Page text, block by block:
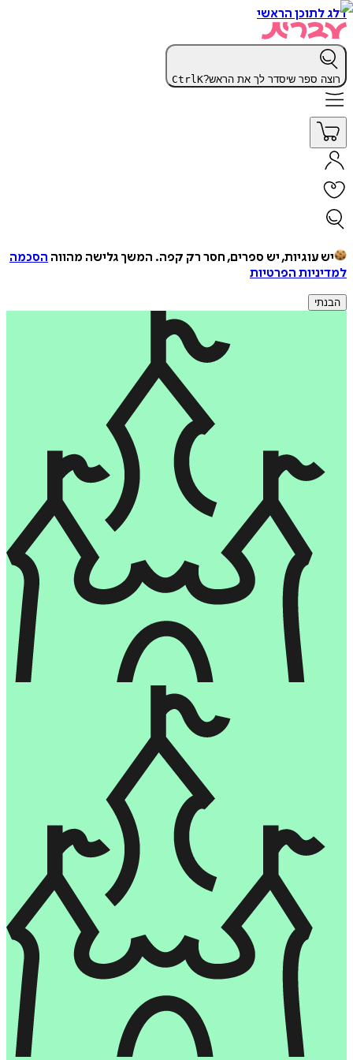
דלג לתוכן הראשי
רוצה ספר שיסדר לך את הראש? CtrlK
יש עוגיות, יש ספרים, חסר רק קפה. המשך גלישה מהווה הסכמה
למדיניות הפרטיות
הבנתי